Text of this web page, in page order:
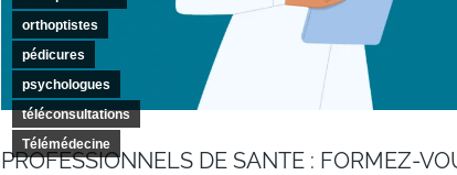
orthoptistes
pédicures
psychologues
téléconsultations
Télémédecine
PROFESSIONNELS DE SANTE : FORMEZ-